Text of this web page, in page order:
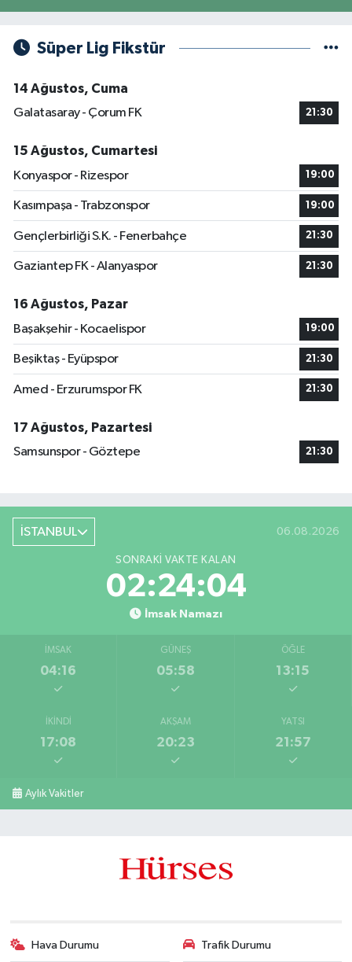
Süper Lig Fikstür
14 Ağustos, Cuma
Galatasaray - Çorum FK
21:30
15 Ağustos, Cumartesi
Konyaspor - Rizespor
19:00
Kasımpaşa - Trabzonspor 19:00
Gençlerbirliği S.K. - Fenerbahçe 21:30
Gaziantep FK - Alanyaspor 21:30
16 Ağustos, Pazar
Başakşehir - Kocaelispor
19:00
Beşiktaş - Eyüpspor 21:30
Amed - Erzurumspor FK 21:30
17 Ağustos, Pazartesi
Samsunspor - Göztepe
21:30
İSTANBUL 06.08.2026
SONRAKI VAKTE KALAN
02:24:03
İmsak Namazı
İMSAK
04:16
GÜNEŞ
05:58
ÖĞLE
13:15
İKINDI
17:08
AKŞAM
20:23
YATSI
21:57
Aylık Vakitler
Hava Durumu Trafik Durumu